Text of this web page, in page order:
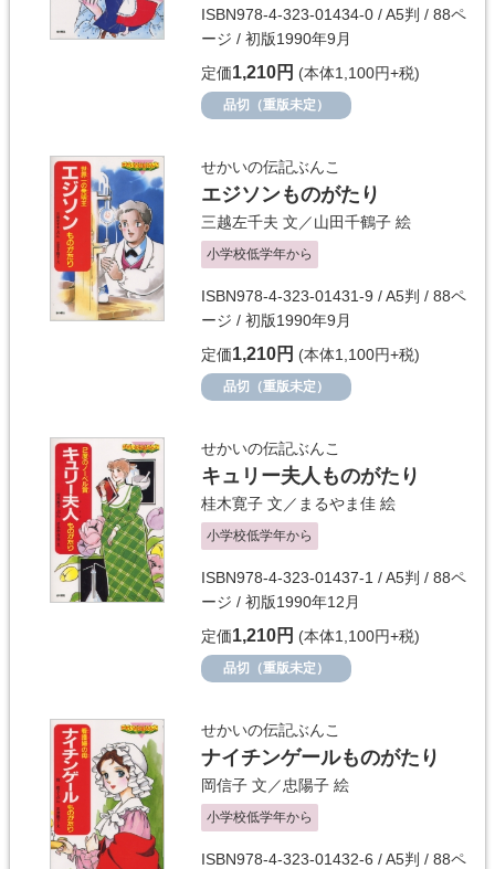
ISBN978-4-323-01434-0 / A5判 / 88ペ
ージ / 初版1990年9月
定価1,210円 (本体1,100円+税)
品切（重版未定）
せかいの伝記ぶんこ
エジソンものがたり
三越左千夫 文／山田千鶴子 絵
小学校低学年から
ISBN978-4-323-01431-9 / A5判 / 88ペ
ージ / 初版1990年9月
定価1,210円 (本体1,100円+税)
品切（重版未定）
せかいの伝記ぶんこ
キュリー夫人ものがたり
桂木寛子 文／ まるやま佳 絵
小学校低学年から
ISBN978-4-323-01437-1 / A5判 / 88ペ
ージ / 初版1990年12月
定価1,210円 (本体1,100円+税)
品切（重版未定）
せかいの伝記ぶんこ
ナイチンゲールものがたり
岡信子 文／忠陽子 絵
小学校低学年から
ISBN978-4-323-01432-6 / A5判 / 88ペ